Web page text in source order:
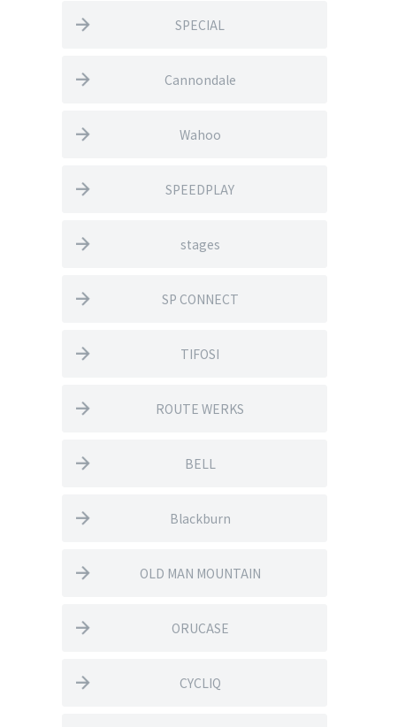
SPECIAL
Cannondale
Wahoo
SPEEDPLAY
stages
SP CONNECT
TIFOSI
ROUTE WERKS
BELL
Blackburn
OLD MAN MOUNTAIN
ORUCASE
CYCLIQ